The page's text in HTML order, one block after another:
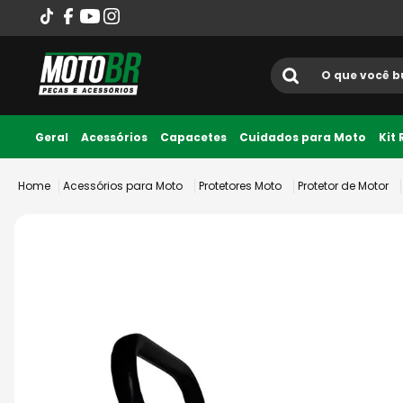
O que você busca?
Termos
1º ls2
º norisk
Geral Acessórios Capacetes Cuidados para Moto Kit
Acessórios para Moto Protetores Moto Protetor de Motor